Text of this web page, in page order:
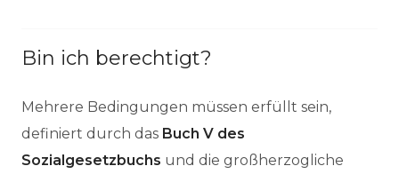
Bin ich berechtigt?
Mehrere Bedingungen müssen erfüllt sein,
definiert durch das Buch V des
Sozialgesetzbuchs und die großherzogliche